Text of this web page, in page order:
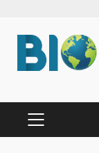
Inhalt
springen
PRIMÄRES
MENÜ